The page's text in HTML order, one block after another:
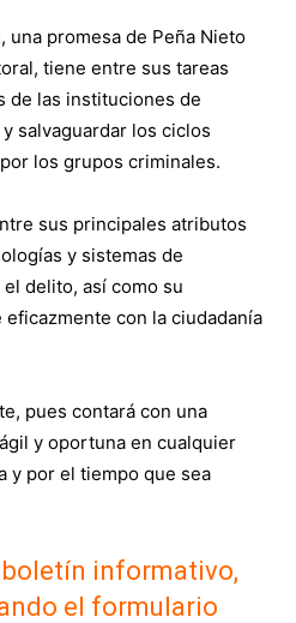
una promesa de Peña Nieto
tiene entre sus tareas
de las instituciones de
salvaguardar los ciclos
los grupos criminales.
sus principales atributos
y sistemas de
delito, así como su
con la ciudadanía
pues contará con una
y oportuna en cualquier
y por el tiempo que sea
informativo,
el formulario